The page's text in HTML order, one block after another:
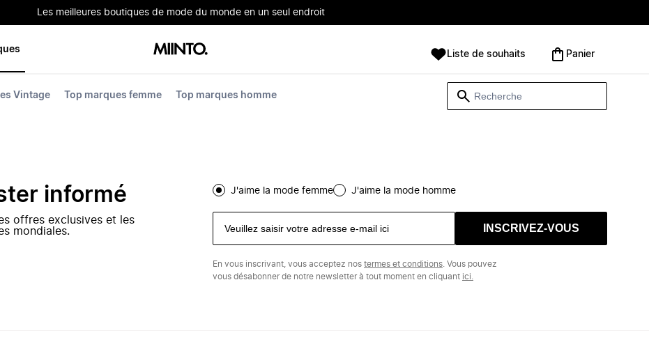
Les meilleures boutiques de mode du monde en un seul endroit
Vintage Top marques femme Top marques homme
Liste de souhaits Panier
informé
offres exclusives et les
mondiales.
J'aime la mode femme J'aime la mode homme
INSCRIVEZ-VOUS
En vous inscrivant, vous acceptez nos termes et conditions . Vous pouvez
vous désabonner de notre newsletter à tout moment en cliquant ici.